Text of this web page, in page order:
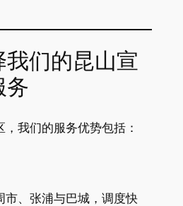
们的昆山宣
务
我们的服务优势包括：
市、张浦与巴城，调度快